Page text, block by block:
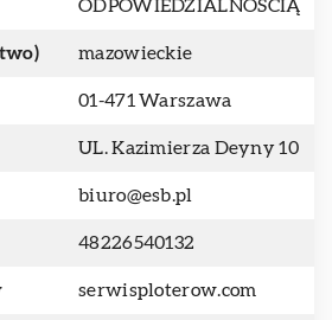
ODPOWIEDZIALNOŚCIĄ
mazowieckie
01-471 Warszawa
UL. Kazimierza Deyny 10
biuro@esb.pl
48226540132
serwisploterow.com